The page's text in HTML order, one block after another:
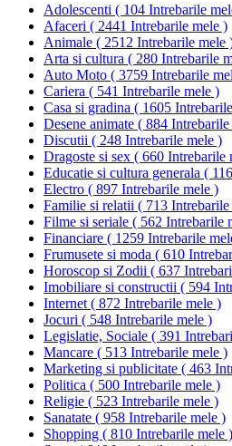
Adolescenti ( 104 Intrebarile
Afaceri ( 2441 Intrebarile mele )
Animale ( 2512 Intrebarile mele
Arta si cultura ( 280 Intrebarile
Auto Moto ( 3759 Intrebarile
Cariera ( 541 Intrebarile mele )
Casa si gradina ( 1605
Desene animate ( 884 Intrebarile
Discutii ( 248 Intrebarile mele )
Dragoste si sex ( 660 Intrebarile
Educatie si cultura generala (
Electro ( 897 Intrebarile mele )
Familie si relatii ( 713 Intrebarile
Filme si seriale ( 562 Intrebarile
Financiare ( 1259 Intrebarile
Frumusete si moda ( 610
Horoscop si Zodii ( 637
Imobiliare si constructii ( 594
Internet ( 872 Intrebarile mele )
Jocuri ( 548 Intrebarile mele )
Legislatie, Sociale ( 391
Mancare ( 513 Intrebarile mele )
Marketing si publicitate ( 463
Politica ( 500 Intrebarile mele )
Religie ( 523 Intrebarile mele )
Sanatate ( 958 Intrebarile mele )
Shopping ( 810 Intrebarile mele )